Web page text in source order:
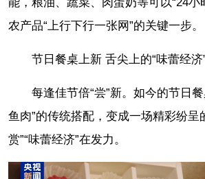
农产品“上行下行一张网”的关键一步。
节日餐桌上新 舌尖上的“味蕾经济
每逢佳节倍“尝”新。如今的节日
鱼肉”的传统搭配，变成一场精彩纷呈
赏”“味蕾经济”在发力。